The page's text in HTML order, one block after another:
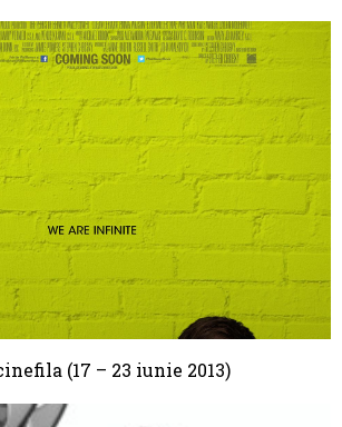
(17 – 23 iunie 2013)